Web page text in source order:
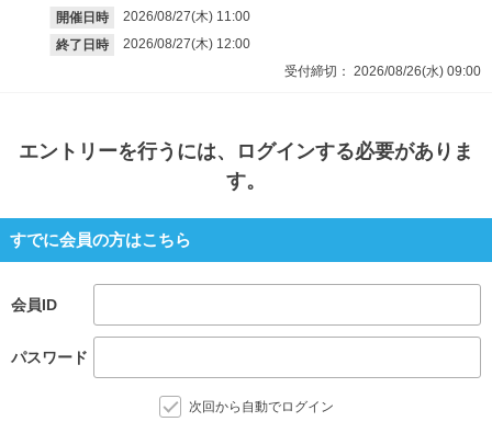
開催日時 2026/08/27(木) 11:00
終了日時
2026/08/27(木) 12:00
受付締切： 2026/08/26(水) 09:00
エントリーを行うには、ログインする必要がありま
す。
すでに会員の方はこちら
会員ID
パスワード
次回から自動でログイン